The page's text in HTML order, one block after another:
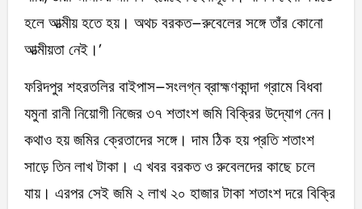
হলে আত্মীয় হতে হয়। অথচ বরকত–রুবেলের সঙ্গে তাঁর কোনো
আত্মীয়তা নেই।’
ফরিদপুর শহরতলির বাইপাস–সংলগ্ন ব্রাহ্মণকান্দা গ্রামে বিধবা
যমুনা রানী নিয়োগী নিজের ৩৭ শতাংশ জমি বিক্রির উদ্যোগ নেন।
কথাও হয় জমির ক্রেতাদের সঙ্গে। দাম ঠিক হয় প্রতি শতাংশ
সাড়ে তিন লাখ টাকা। এ খবর বরকত ও রুবেলদের কাছে চলে
যায়। এরপর সেই জমি ২ লাখ ২০ হাজার টাকা শতাংশ দরে বিক্রি